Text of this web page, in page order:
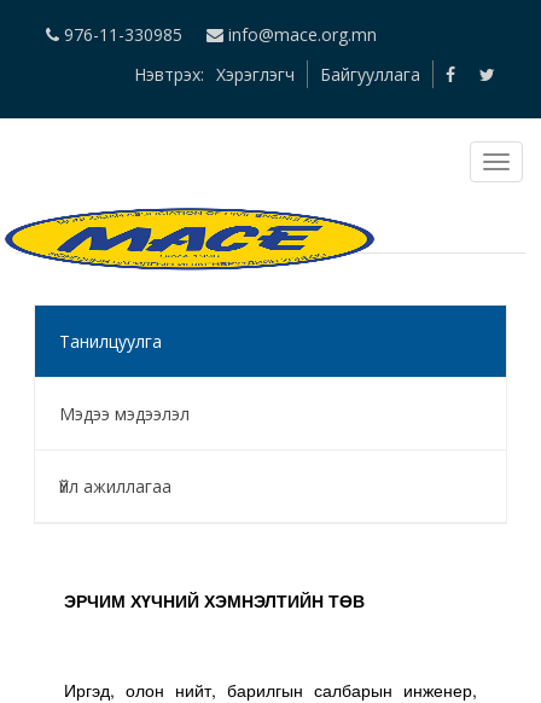
976-11-330985
info@mace.org.mn
Нэвтрэх: Хэрэглэгч Байгууллага
Танилцуулга
Мэдээ мэдээлэл
Үйл ажиллагаа
ЭРЧИМ ХҮЧНИЙ ХЭМНЭЛТИЙН ТӨВ
Иргэд, олон нийт, барилгын салбарын инженер,